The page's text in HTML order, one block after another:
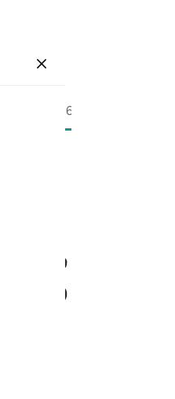
60
ﱍ